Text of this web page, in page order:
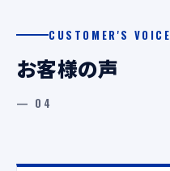
CUSTOMER'S VOICE
お客様の声
— 04